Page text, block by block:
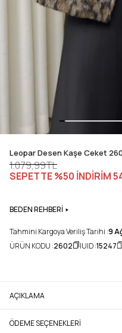
Leopar Desen Kaşe Ceket
1.079,99TL
SEPETTE %50 İNDİRİM
BEDEN REHBERİ
Tahmini Kargoya Veriliş Tarihi :9
ÜRÜN KODU :2602 UID :15247
AÇIKLAMA
ÖDEME SEÇENEKLERI